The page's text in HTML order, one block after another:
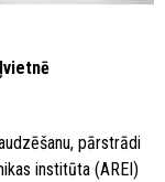
pārstrādi
institūta (AREI)